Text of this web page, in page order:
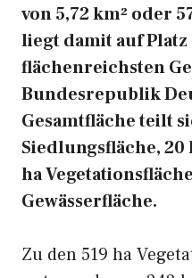
von 5,72 km² oder
liegt damit auf Platz
flächenreichsten
Bundesrepublik
Gesamtfläche teilt
Siedlungsfläche, 20
ha
Gewässerfläche.
Zu den 519 ha